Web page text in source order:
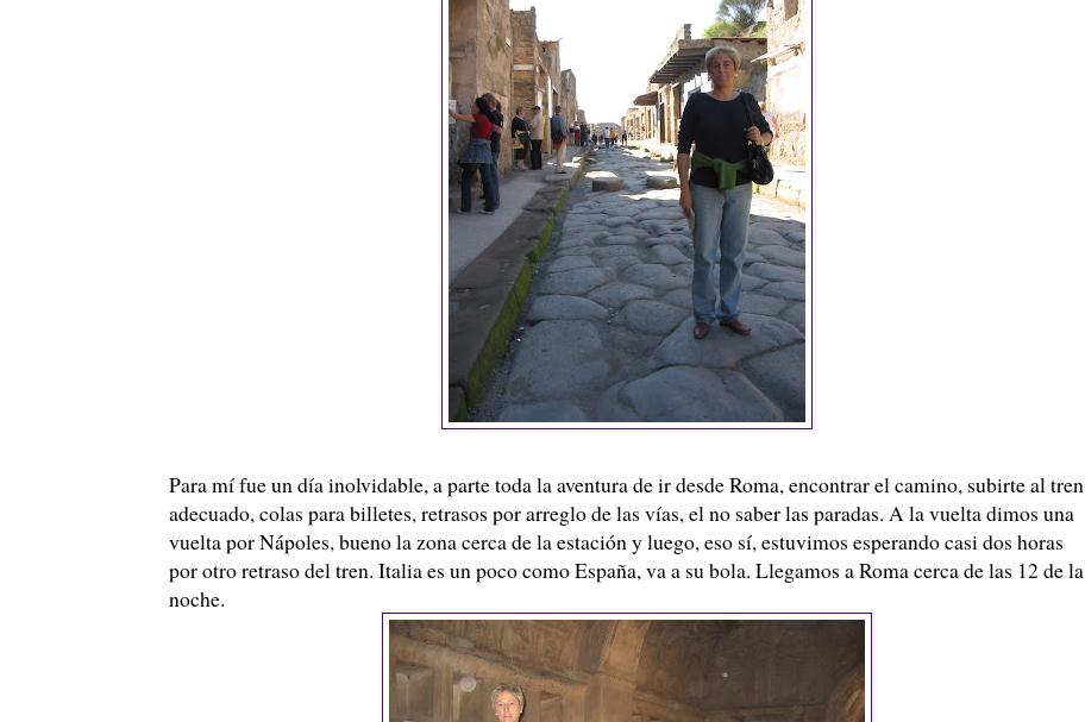
Para mí fue un día inolvidable, a parte toda la aventura de ir desde Roma, encontrar el camino, subirte al tren
adecuado, colas para billetes, retrasos por arreglo de las vías, el no saber las paradas. A la vuelta dimos una
vuelta por Nápoles, bueno la zona cerca de la estación y luego, eso sí, estuvimos esperando casi dos horas
por otro retraso del tren. Italia es un poco como España, va a su bola. Llegamos a Roma cerca de las 12 de la
noche.